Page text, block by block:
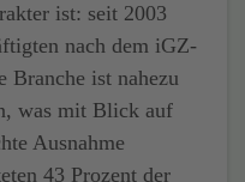
ist: seit 2003
nach dem iGZ-
ist nahezu
was mit Blick auf
Ausnahme
43 Prozent der